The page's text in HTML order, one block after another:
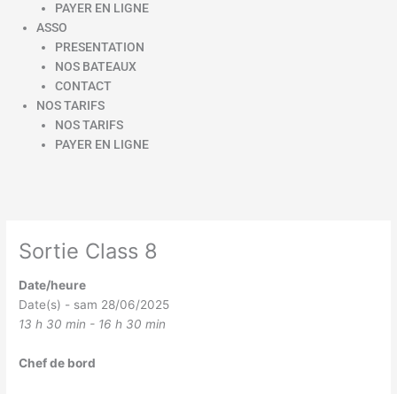
PAYER EN LIGNE
ASSO
PRESENTATION
NOS BATEAUX
CONTACT
NOS TARIFS
NOS TARIFS
PAYER EN LIGNE
Sortie Class 8
Date/heure
Date(s) - sam 28/06/2025
13 h 30 min - 16 h 30 min
Chef de bord